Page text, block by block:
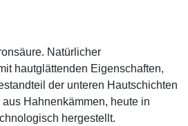
Natürlicher
hautglättenden Eigenschaften,
der unteren Hautschichten
Hahnenkämmen, heute in
hergestellt.